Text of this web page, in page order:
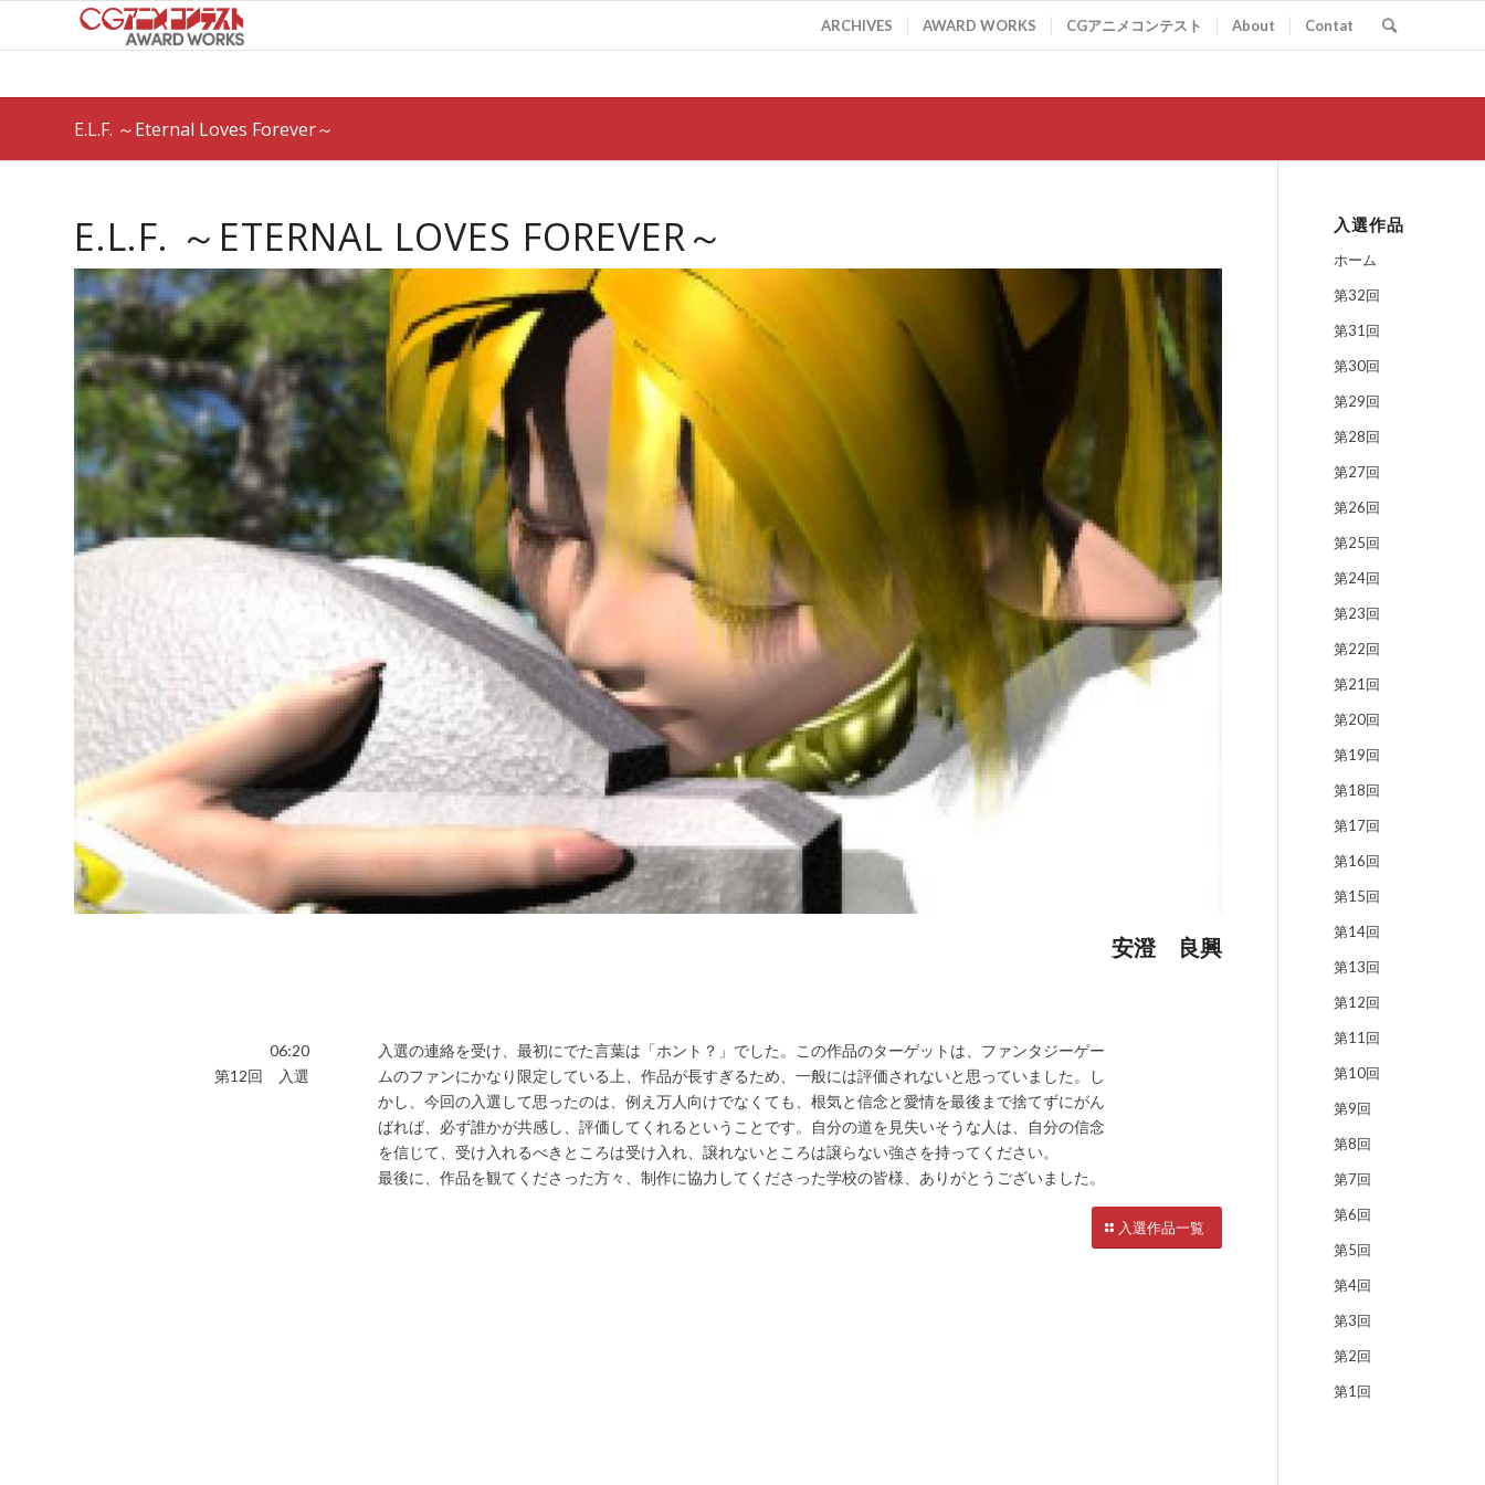
ARCHIVES AWARD WORKS CGアニメコンテスト About Contat
E.L.F. ～Eternal Loves Forever～
E.L.F. ～ETERNAL LOVES FOREVER～
安澄 良興
06:20
第12回 入選
入選の連絡を受け、最初にでた言葉は「ホント？」でした。この作品のターゲットは、ファンタジーゲー
ムのファンにかなり限定している上、作品が長すぎるため、一般には評価されないと思っていました。し
かし、今回の入選して思ったのは、例え万人向けでなくても、根気と信念と愛情を最後まで捨てずにがん
ばれば、必ず誰かが共感し、評価してくれるということです。自分の道を見失いそうな人は、自分の信念
を信じて、受け入れるべきところは受け入れ、譲れないところは譲らない強さを持ってください。
最後に、作品を観てくださった方々、制作に協力してくださった学校の皆様、ありがとうございました。
入選作品一覧
入選作品
ホーム
第32回
第31回
第30回
第29回
第28回
第27回
第26回
第25回
第24回
第23回
第22回
第21回
第20回
第19回
第18回
第17回
第16回
第15回
第14回
第13回
第12回
第11回
第10回
第9回
第8回
第7回
第6回
第5回
第4回
第3回
第2回
第1回